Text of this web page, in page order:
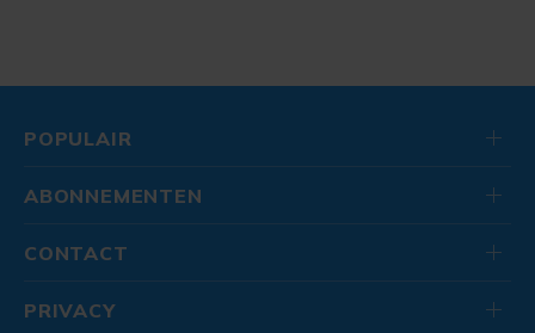
POPULAIR
ABONNEMENTEN
CONTACT
PRIVACY